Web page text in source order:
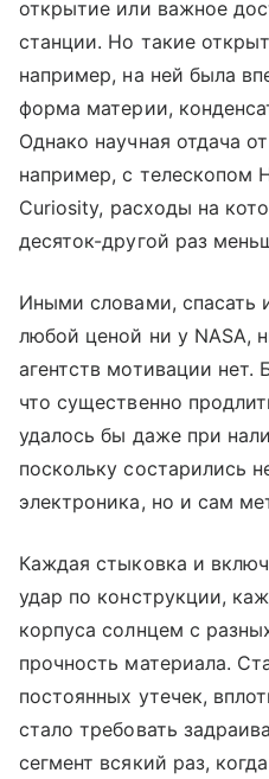
открытие или важное
станции. Но такие
например, на ней была
форма материи,
Однако научная отдача
например, с телескопом
Curiosity, расходы на
десяток-другой раз
Иными словами, спасать
любой ценой ни у NASA,
агентств мотивации нет.
что существенно
удалось бы даже при
поскольку состарились
электроника, но и сам
Каждая стыковка и
удар по конструкции,
корпуса солнцем с
прочность материала.
постоянных утечек,
стало требовать
сегмент всякий раз,